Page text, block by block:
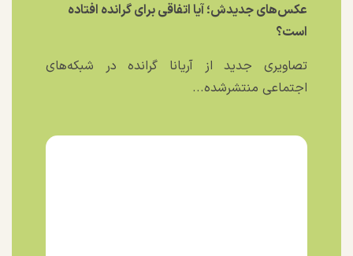
عکس‌های جدیدش؛ آیا اتفاقی برای گرانده افتاده
است؟
تصاویری جدید از آریانا گرانده در شبکه‌های
اجتماعی منتشرشده...